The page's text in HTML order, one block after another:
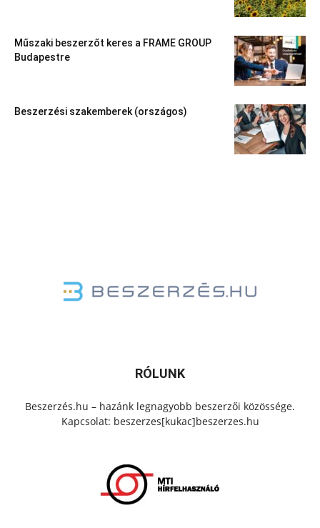
Műszaki beszerzőt keres a FRAME GROUP
Budapestre
Beszerzési szakemberek (országos)
RÓLUNK
Beszerzés.hu – hazánk legnagyobb beszerzői közössége.
Kapcsolat: beszerzes[kukac]beszerzes.hu